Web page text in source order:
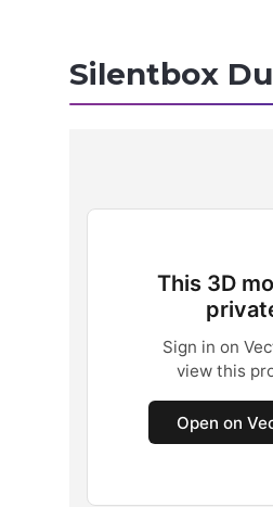
Silentbox